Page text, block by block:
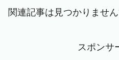
関連記事は見つかりません
スポンサ